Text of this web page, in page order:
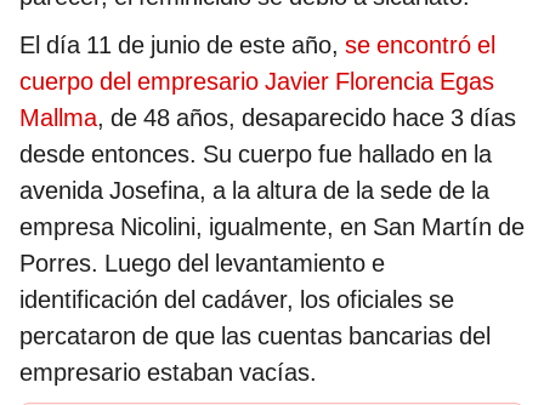
El día 11 de junio de este año, se encontró el
cuerpo del empresario Javier Florencia Egas
Mallma, de 48 años, desaparecido hace 3 días
desde entonces. Su cuerpo fue hallado en la
avenida Josefina, a la altura de la sede de la
empresa Nicolini, igualmente, en San Martín de
Porres. Luego del levantamiento e
identificación del cadáver, los oficiales se
percataron de que las cuentas bancarias del
empresario estaban vacías.